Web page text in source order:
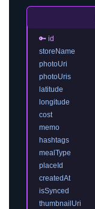
🔑 id
storeName
photoUri
photoUris
latitude
longitude
cost
memo
hashtags
mealType
placeId
createdAt
isSynced
thumbnailUri